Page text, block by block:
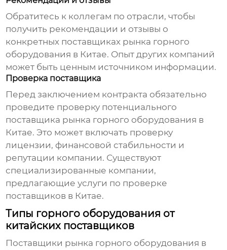
Обратитесь к коллегам по отрасли, чтобы
получить рекомендации и отзывы о
конкретных поставщиках рынка горного
оборудования в Китае. Опыт других компаний
может быть ценным источником информации.
Проверка поставщика
Перед заключением контракта обязательно
проведите проверку потенциального
поставщика рынка горного оборудования в
Китае. Это может включать проверку
лицензии, финансовой стабильности и
репутации компании. Существуют
специализированные компании,
предлагающие услуги по проверке
поставщиков в Китае.
Типы горного оборудования от
китайских поставщиков
Поставщики рынка горного оборудования в